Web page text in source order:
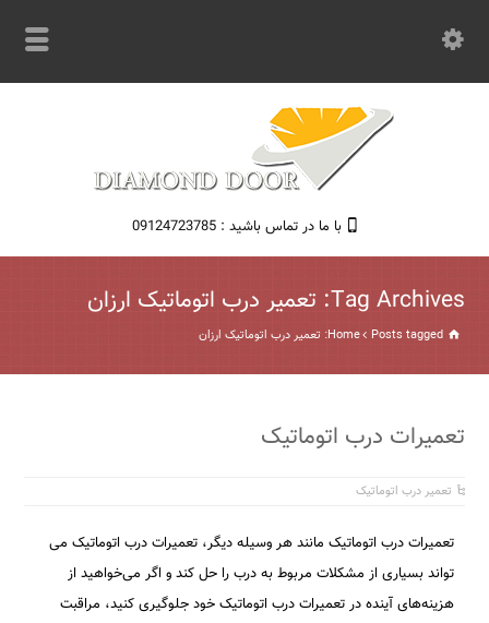
با ما در تماس باشید : 09124723785
Tag Archives: تعمیر درب اتوماتیک ارزان
Home Posts tagged: تعمیر درب اتوماتیک ارزان
تعمیرات درب اتوماتیک
تعمیر درب اتوماتیک
تعمیرات درب اتوماتیک مانند هر وسیله دیگر، تعمیرات درب اتوماتیک می
تواند بسیاری از مشکلات مربوط به درب را حل کند و اگر می‌خواهید از
هزینه‌های آینده در تعمیرات درب اتوماتیک خود جلوگیری کنید، مراقبت